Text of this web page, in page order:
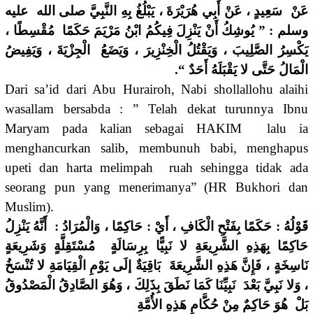
عَنْ سَعِيدٍ ، عَنْ أَبِي هُرَيْرَةَ ، يَبْلُغُ بِهِ النَّبِيَّ صلى الله عليه
وسلم : ” يُوشِكُ أَنْ يَنْزِلَ فِيكُمُ ابْنُ مَرْيَمَ حَكَمًا مُقْسِطًا ،
يَكْسِرُ الصَّلِيبَ ، وَيَقْتُلُ الْخِنْزِيرَ ، وَيَضَعُ الْجِزْيَةَ ، وَيَفِيضُ
الْمَالُ حَتَّى لا يَقْبَلَهُ أَحَدٌ “.
Dari sa’id dari Abu Hurairoh, Nabi shollallohu alaihi
wasallam bersabda : ” Telah dekat turunnya Ibnu
Maryam pada kalian sebagai HAKIM lalu ia
menghancurkan salib, membunuh babi, menghapus
upeti dan harta melimpah ruah sehingga tidak ada
seorang pun yang menerimanya” (HR Bukhori dan
Muslim).
قَوْلُهُ : حَكَمًا بِفَتْحِ الْكَافِ ، أَيْ : حَاكِمًا ، وَالْمُرَادُ : أَنَّهُ يَنْزِلُ
حَاكِمًا بِهَذِهِ الشَّرِيعَةِ لا نَبِيًّا بِرِسَالَةٍ مُسْتَقِلَّةٍ وَشَرِيعَةٍ
نَاسِخَةٍ ، فَإِنَّ هَذِهِ الشَّرِيعَةَ بَاقِيَةٌ إلَى يَوْمِ الْقِيَامَةِ لا تُنْسَخُ
، وَلا نَبِيَّ بَعْدَ نَبِيِّنَا كَمَا نَطَقَ بِذَلِكَ ، وَهُوَ الصَّادِقُ الْمَصْدُوقُ
بَلْ هُوَ حَاكِمٌ مِنْ حُكَّامِ هَذِهِ الأُمَّةِ